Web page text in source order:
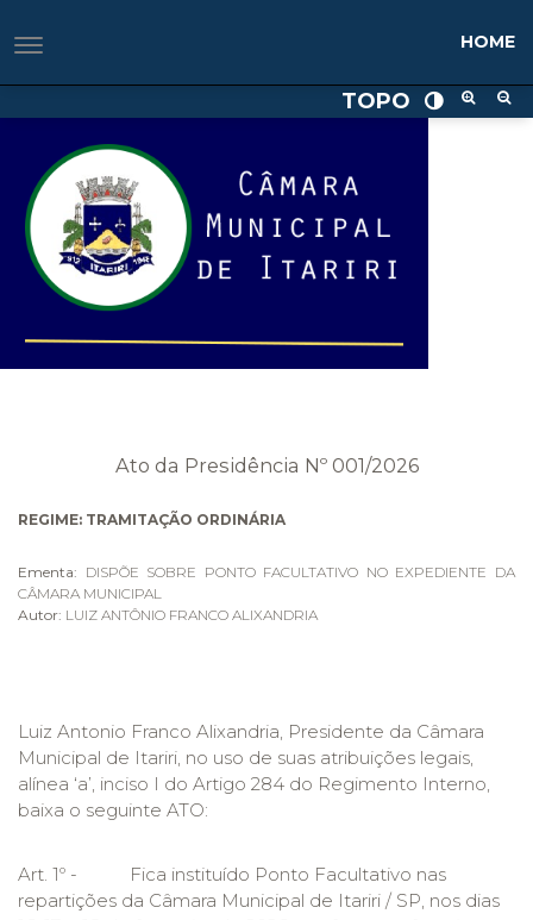
TOPO
HOME
Ato da Presidência Nº 001/2026
REGIME: TRAMITAÇÃO ORDINÁRIA
Ementa: DISPÕE SOBRE PONTO FACULTATIVO NO EXPEDIENTE DA
CÂMARA MUNICIPAL
Autor: LUIZ ANTÔNIO FRANCO ALIXANDRIA
Luiz Antonio Franco Alixandria, Presidente da Câmara
Municipal de Itariri, no uso de suas atribuições legais,
alínea ‘a’, inciso I do Artigo 284 do Regimento Interno,
baixa o seguinte ATO:
Art. 1º - Fica instituído Ponto Facultativo nas
repartições da Câmara Municipal de Itariri / SP, nos dias